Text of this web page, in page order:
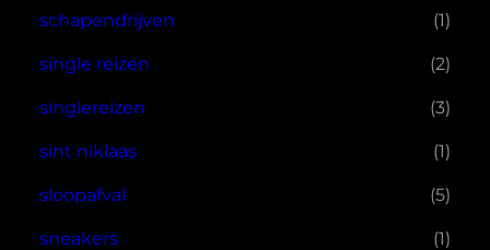
schapendrijven (1)
single reizen (2)
singlereizen (3)
sint niklaas (1)
sloopafval (5)
sneakers (1)